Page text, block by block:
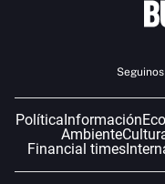
Política Información
Ambiente
Financial times